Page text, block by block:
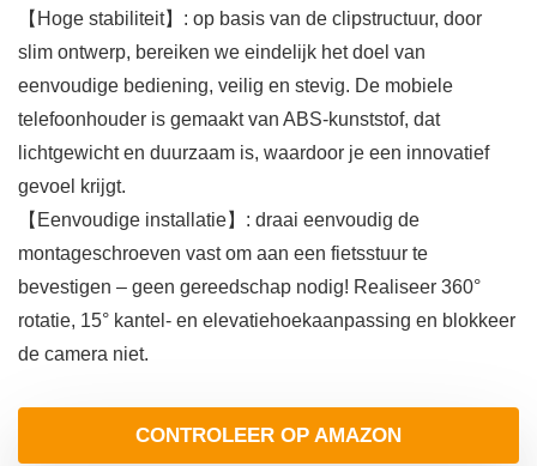
【Hoge stabiliteit】: op basis van de clipstructuur, door
slim ontwerp, bereiken we eindelijk het doel van
eenvoudige bediening, veilig en stevig. De mobiele
telefoonhouder is gemaakt van ABS-kunststof, dat
lichtgewicht en duurzaam is, waardoor je een innovatief
gevoel krijgt.
【Eenvoudige installatie】: draai eenvoudig de
montageschroeven vast om aan een fietsstuur te
bevestigen – geen gereedschap nodig! Realiseer 360°
rotatie, 15° kantel- en elevatiehoekaanpassing en blokkeer
de camera niet.
CONTROLEER OP AMAZON